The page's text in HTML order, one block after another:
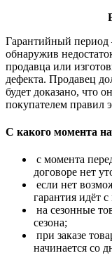
Гарантийный период
обнаружив
продавца или
дефекта. Продавец
будет доказано, что
покупателем правил
С какого момента
с момента
договоре нет
если нет
гарантия идёт
на сезонные
сезона;
при заказе
начинается со